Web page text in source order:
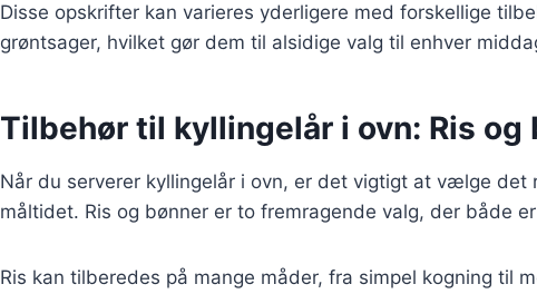
Disse opskrifter kan varieres yderligere med forskellige
grøntsager, hvilket gør dem til alsidige valg til enhver
Tilbehør til kyllingelår i ovn: Ris og
Når du serverer kyllingelår i ovn, er det vigtigt at vælge
måltidet. Ris og bønner er to fremragende valg, der både
Ris kan tilberedes på mange måder, fra simpel kogning til